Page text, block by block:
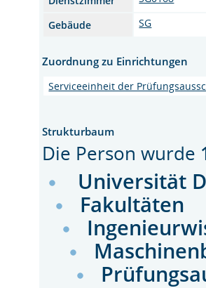
Gebäude
SG
Zuordnung zu Einrichtungen
Serviceeinheit der
Strukturbaum
Die Person wurde
Universität
Fakultäten